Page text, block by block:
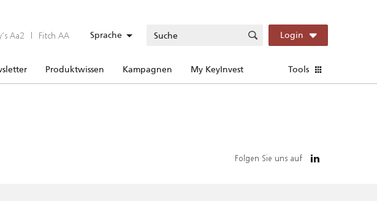
Aa2 | Fitch AA Sprache Login
Produktwissen Kampagnen My KeyInvest Tools
Folgen Sie uns auf